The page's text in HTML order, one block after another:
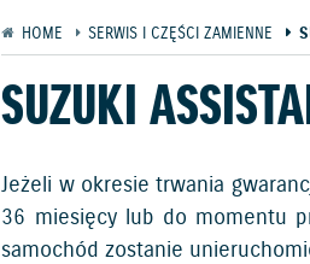
HOME SERWIS I CZĘŚCI ZAMIENNE
SUZUKI
Jeżeli w okresie trwania
36 miesięcy lub do momentu
samochód zostanie